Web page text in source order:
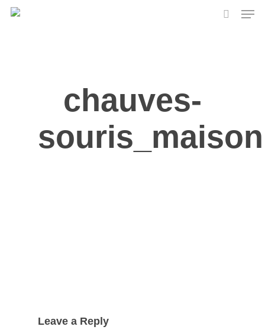
Skip
chauves-
souris_maison
Leave a Reply